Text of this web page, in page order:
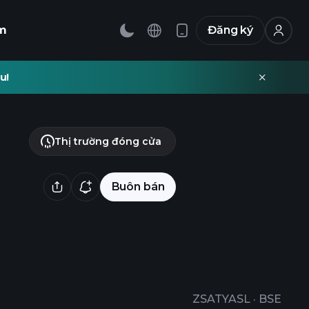
Đăng ký
Buôn bán
ZSATYASL · BSE
Thị trường đóng cửa